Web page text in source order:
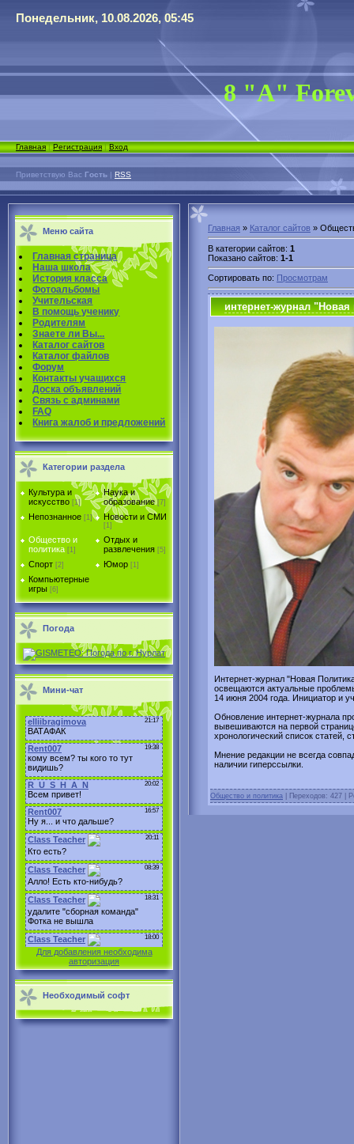
Понедельник, 10.08.2026, 05:45
8 "А"
Главная|Регистрация|Вход
Приветствую Вас Гость | RSS
Меню сайта
Главная страница
Наша школа
История класса
Фотоальбомы
Учительская
В помощь ученику
Родителям
Знаете ли Вы...
Каталог сайтов
Каталог файлов
Форум
Контакты учащихся
Доска объявлений
Связь с админами
FAQ
Книга жалоб и предложений
Категории раздела
Культура и
искусство [1]
Наука и
образование [7]
Непознанное [1] Новости и СМИ
[1]
Общество и
политика [1]
Отдых и
развлечения [5]
Спорт [2] Юмор [1]
Компьютерные
игры [6]
Погода
Мини-чат
Для добавления необходима
авторизация
Необходимый софт
Главная » Каталог сайтов »
В категории сайтов: 1
Показано сайтов: 1-1
Сортировать по: Просмотрам
интернет-журнал "Новая
Интернет-журнал "Новая
освещаются актуальные
14 июня 2004 года. Инициатор и
Обновление интернет-журнала
вывешиваются на первой
хронологический список статей,
Мнение редакции не всегда
наличии гиперссылки.
Общество и политика | Переходов: 427 |